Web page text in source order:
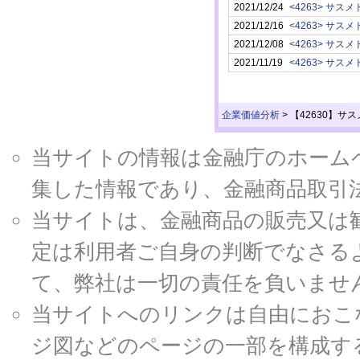
2021/12/24 <4263> サスメ
2021/12/16 <4263> サスメ
2021/12/08 <4263> サスメ
2021/11/19 <4263> サスメ
企業価値分析 > 【42630】サ
当サイトの情報は金融庁のホー
集した情報であり、金融商品取
当サイトは、金融商品の販売又
定は利用者ご自身の判断でなさ
て、弊社は一切の責任を負いませ
当サイトへのリンクは自由にお
ジ図などのページの一部を構成